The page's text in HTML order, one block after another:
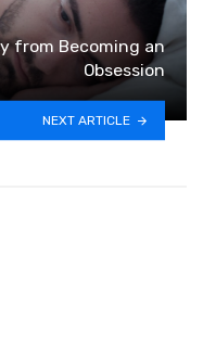
from Becoming an
Obsession
NEXT ARTICLE